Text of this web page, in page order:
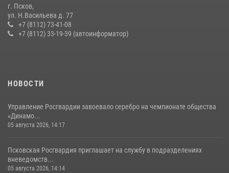
Сотрудники вневедомственной охраны Росгвардии за минувшие
сутки пресекли в областном центре серию краж
22 июля 2026, 10:19
23 июля 2026, 13:19
г. Псков,
ул. Н.Васильева д. 77
+7 (8112) 73-41-08
+7 (8112) 33-19-39 (автоинформатор)
НОВОСТИ
Управление Росгвардии завоевало серебро на чемпионате общества
«Динамо...
05 августа 2026, 14:17
Псковская Росгвардия приглашает на службу в подразделениях
вневедомств...
05 августа 2026, 14:14